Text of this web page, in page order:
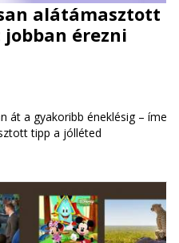
alátámasztott
érezni
át a gyakoribb éneklésig – íme
tipp a jólléted